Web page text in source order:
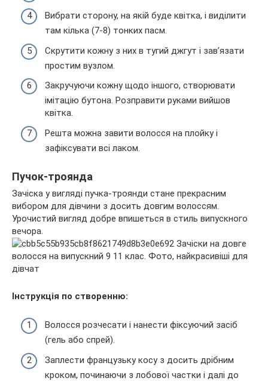
Вибрати сторону, на якій буде квітка, і виділити
там кілька (7-8) тонких пасм.
Скрутити кожну з них в тугий джгут і зав’язати
простим вузлом.
Закручуючи кожну щодо іншого, створювати
імітацію бутона. Розправити руками вийшов
квітка.
Решта можна завити волосся на плойку і
зафіксувати всі лаком.
Пучок-троянда
Зачіска у вигляді пучка-троянди стане прекрасним
вибором для дівчини з досить довгим волоссям.
Урочистий вигляд добре впишеться в стиль випускного
вечора.
Інструкція по створенню:
Волосся розчесати і нанести фіксуючий засіб
(гель або спрей).
Заплести французьку косу з досить дрібним
кроком, починаючи з лобової частки і далі до